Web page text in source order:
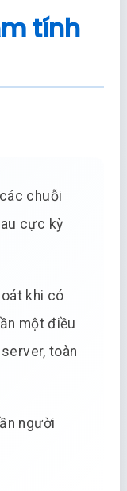
tính
chuỗi
cực kỳ
khi có
một điều
toàn
người